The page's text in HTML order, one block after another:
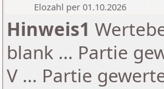
Elozahl per 01.10.2026
Hinweis1
blank ... Partie
V ... Partie